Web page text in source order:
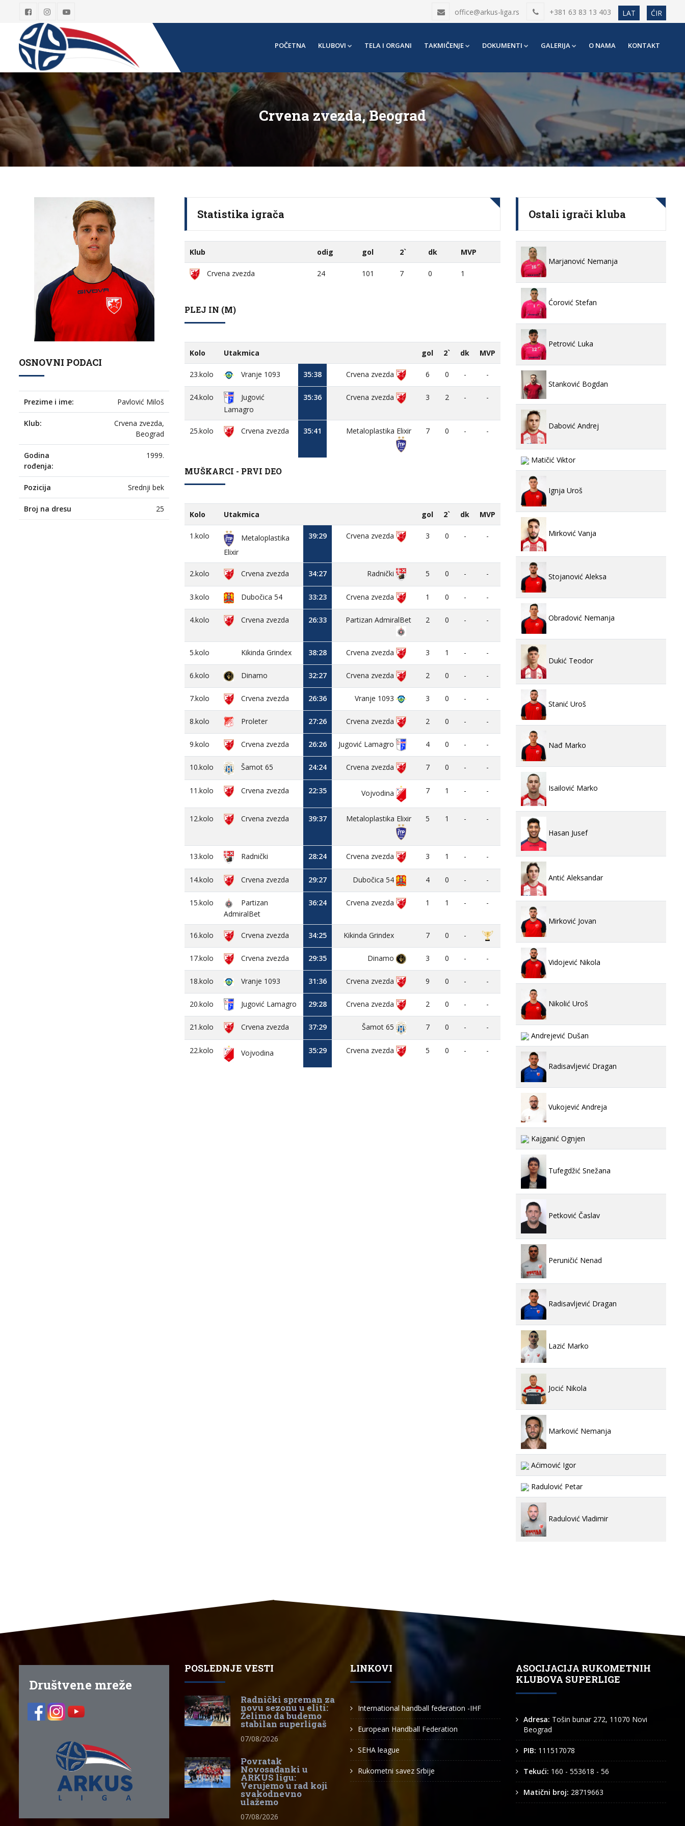
office@arkus-liga.rs +381 63 83 13 403 LAT ĆIR
POČETNA KLUBOVI TELA I ORGANI TAKMIČENJE DOKUMENTI GALERIJA O NAMA KONTAKT
Crvena zvezda, Beograd
OSNOVNI PODACI
Prezime i ime: Pavlović Miloš
Klub:
Crvena zvezda,
Beograd
Godina
rođenja:
1999.
Pozicija Srednji bek
Broj na dresu 25
Statistika igrača
Klub odig gol 2` dk MVP
Crvena zvezda 24 101 7 0 1
PLEJ IN (M)
Kolo Utakmica gol 2` dk MVP
23.kolo Vranje 1093 35:38 Crvena zvezda 6 0 - -
24.kolo
Jugović
Lamagro
35:36 Crvena zvezda 3 2 - -
25.kolo Crvena zvezda 35:41 Metaloplastika Elixir 7 0 - -
MUŠKARCI - PRVI DEO
Kolo Utakmica gol 2` dk MVP
1.kolo
Metaloplastika
Elixir
39:29 Crvena zvezda 3 0 - -
2.kolo Crvena zvezda 34:27 Radnički 5 0 - -
3.kolo Dubočica 54 33:23 Crvena zvezda 1 0 - -
4.kolo Crvena zvezda 26:33 Partizan AdmiralBet 2 0 - -
5.kolo Kikinda Grindex 38:28 Crvena zvezda 3 1 - -
6.kolo Dinamo 32:27 Crvena zvezda 2 0 - -
7.kolo Crvena zvezda 26:36 Vranje 1093 3 0 - -
8.kolo Proleter 27:26 Crvena zvezda 2 0 - -
9.kolo Crvena zvezda 26:26 Jugović Lamagro 4 0 - -
10.kolo Šamot 65 24:24 Crvena zvezda 7 0 - -
11.kolo Crvena zvezda 22:35 Vojvodina 7 1 - -
12.kolo Crvena zvezda 39:37 Metaloplastika Elixir 5 1 - -
13.kolo Radnički 28:24 Crvena zvezda 3 1 - -
14.kolo Crvena zvezda 29:27 Dubočica 54 4 0 - -
15.kolo
Partizan
AdmiralBet
36:24 Crvena zvezda 1 1 - -
16.kolo Crvena zvezda 34:25 Kikinda Grindex 7 0 -
17.kolo Crvena zvezda 29:35 Dinamo 3 0 - -
18.kolo Vranje 1093 31:36 Crvena zvezda 9 0 - -
20.kolo Jugović Lamagro 29:28 Crvena zvezda 2 0 - -
21.kolo Crvena zvezda 37:29 Šamot 65 7 0 - -
22.kolo Vojvodina 35:29 Crvena zvezda 5 0 - -
Ostali igrači kluba
Marjanović Nemanja
Ćorović Stefan
Petrović Luka
Stanković Bogdan
Dabović Andrej
Matičić Viktor
Ignja Uroš
Mirković Vanja
Stojanović Aleksa
Obradović Nemanja
Dukić Teodor
Stanić Uroš
Nađ Marko
Isailović Marko
Hasan Jusef
Antić Aleksandar
Mirković Jovan
Vidojević Nikola
Nikolić Uroš
Andrejević Dušan
Radisavljević Dragan
Vukojević Andreja
Kajganić Ognjen
Tufegdžić Snežana
Petković Časlav
Peruničić Nenad
Radisavljević Dragan
Lazić Marko
Jocić Nikola
Marković Nemanja
Aćimović Igor
Radulović Petar
Radulović Vladimir
Društvene mreže
POSLEDNJE VESTI
Radnički spreman za
novu sezonu u eliti:
Želimo da budemo
stabilan superligaš
07/08/2026
Povratak
Novosađanki u
ARKUS ligu:
Verujemo u rad koji
svakodnevno
ulažemo
07/08/2026
LINKOVI
International handball federation -IHF
European Handball Federation
SEHA league
Rukometni savez Srbije
ASOCIJACIJA RUKOMETNIH
KLUBOVA SUPERLIGE
Adresa: Tošin bunar 272, 11070 Novi
Beograd
PIB: 111517078
Tekući: 160 - 553618 - 56
Matični broj: 28719663